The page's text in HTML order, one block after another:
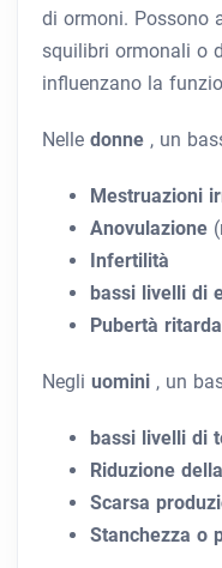
di ormoni. Possono
squilibri ormonali o
influenzano la
Nelle donne , un
Mestruazioni
Anovulazione
Infertilità
bassi livelli di
Pubertà
Negli uomini , un
bassi livelli di
Riduzione
Scarsa
Stanchezza o